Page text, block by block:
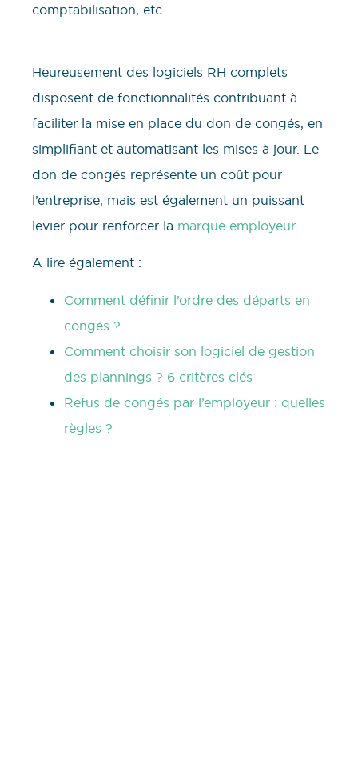
comptabilisation, etc.
Heureusement des logiciels RH complets
disposent de fonctionnalités contribuant à
faciliter la mise en place du don de congés, en
simplifiant et automatisant les mises à jour. Le
don de congés représente un coût pour
l’entreprise, mais est également un puissant
levier pour renforcer la marque employeur.
A lire également :
Comment définir l’ordre des départs en
congés ?
Comment choisir son logiciel de gestion
des plannings ? 6 critères clés
Refus de congés par l’employeur : quelles
règles ?